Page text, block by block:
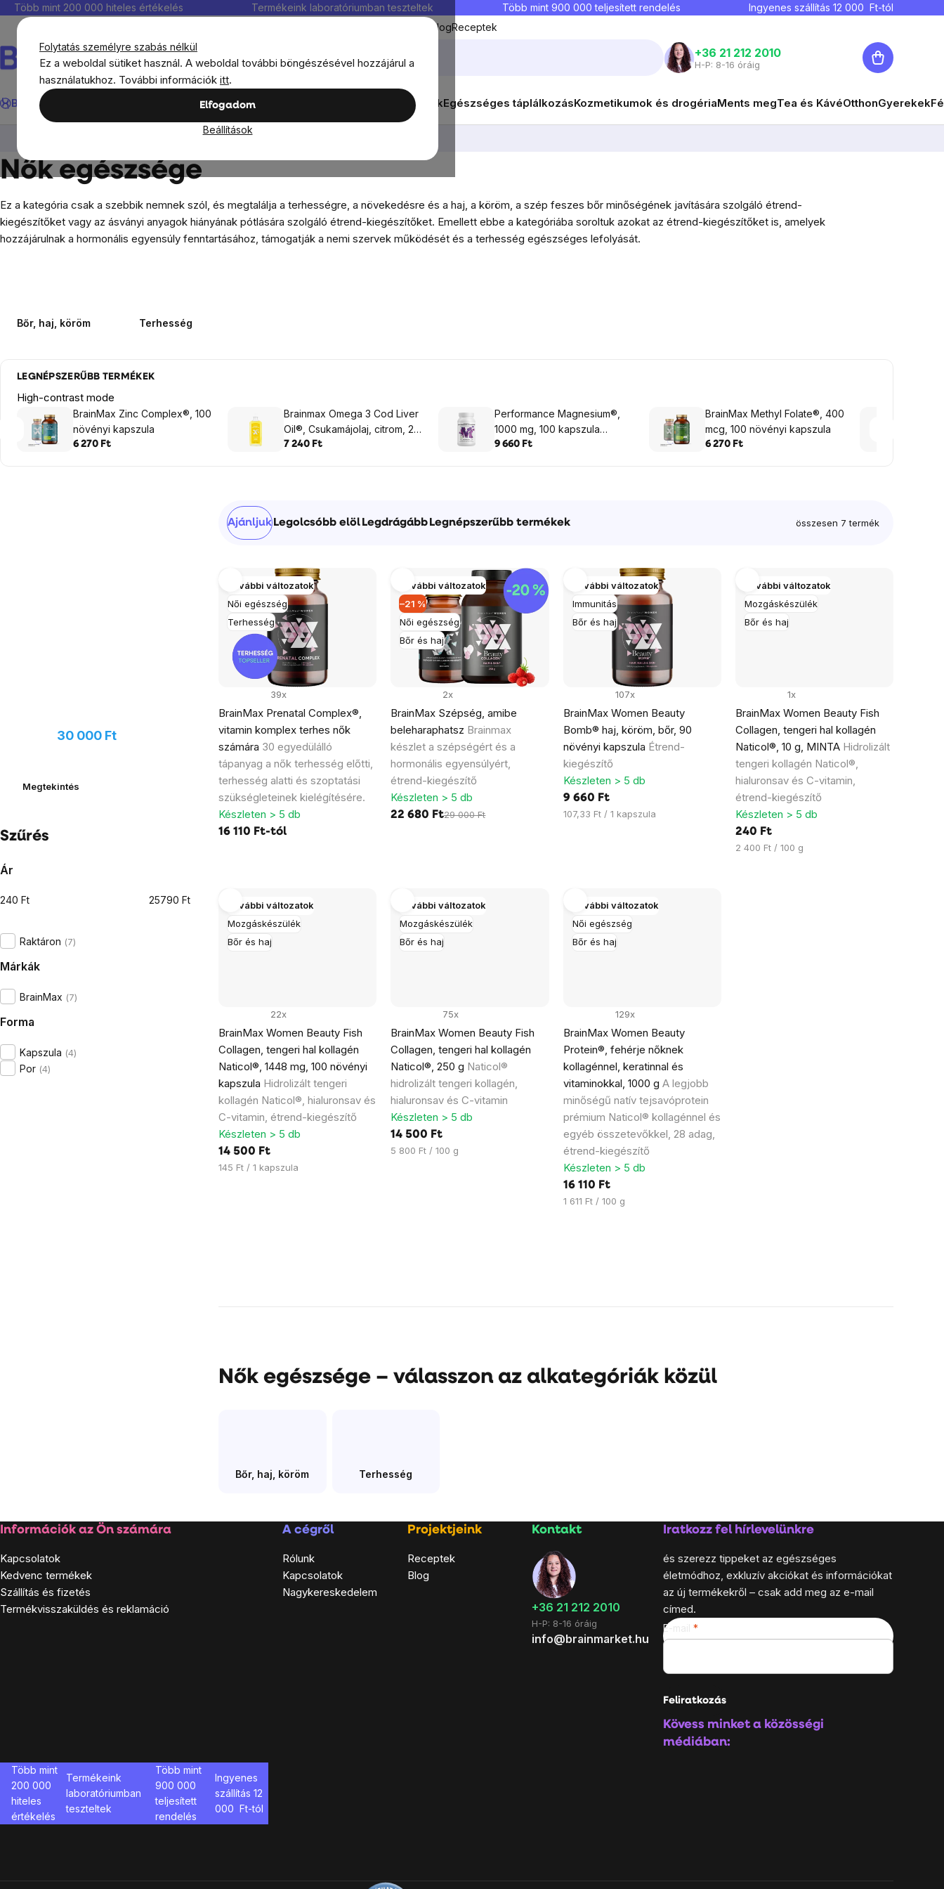
Folytatás személyre szabás nélkül
Ez a weboldal sütiket használ. A weboldal további böngészésével hozzájárul a
használatukhoz. További információk itt.
Elfogadom
Beállítások
Ugrás
tartalomhoz
Több mint 200 000 hiteles értékelés Termékeink laboratóriumban teszteltek Több mint 900 000 teljesített rendelés Ingyenes szállítás 12 000 Ft-tól
BlogReceptek
Keresés
+36 21 212 2010
H-P: 8-16 óráig
Kosár
BrainMax® KedvezményekÉtrendkiegészítők ÉlelmiszerekEgészséges táplálkozásKozmetikumok és drogériaMents megTea és KávéOtthonGyerekek
BrainMax táplálékkiegészítők
Nők egészsége
Ez a kategória csak a szebbik nemnek szól, és megtalálja a terhességre, a növekedésre és a haj, a köröm, a szép feszes bőr minőségének javítására szolgáló étrend-
kiegészítőket vagy az ásványi anyagok hiányának pótlására szolgáló étrend-kiegészítőket. Emellett ebbe a kategóriába soroltuk azokat az étrend-kiegészítőket is, amelyek
hozzájárulnak a hormonális egyensúly fenntartásához, támogatják a nemi szervek működését és a terhesség egészséges lefolyását.
Bőr, haj, köröm Terhesség
LEGNÉPSZERŰBB TERMÉKEK
High-contrast mode
BrainMax Zinc Complex®, 100
növényi kapszula
6 270 Ft
Brainmax Omega 3 Cod Liver
Oil®, Csukamájolaj, citrom, 24
adag, 240 ml
7 240 Ft
Performance Magnesium®,
1000 mg, 100 kapszula
(Magnézium 200 mg + B6-
9 660 Ft
BrainMax Methyl Folate®, 400
mcg, 100 növényi kapszula
6 270 Ft
30 000 Ft
Megtekintés
Szűrés
Ár
240 Ft 25790 Ft
Raktáron 7
Márkák
BrainMax 7
Forma
Kapszula 4
Por 4
Termékek
rendezése
Ajánljuk Legolcsóbb elöl Legdrágább Legnépszerűbb termékek összesen 7 termék
Termékek
listája
Női egészség
Terhesség
További változatok
BrainMax Prenatal Complex®,
vitamin komplex terhes nők
számára 30 egyedülálló
tápanyag a nők terhesség előtti,
terhesség alatti és szoptatási
szükségleteinek kielégítésére.
39x
Készleten > 5 db
16 110 Ft-tól
Női egészség
Bőr és haj
–21 %
További változatok
BrainMax Szépség, amibe
beleharaphatsz Brainmax
készlet a szépségért és a
hormonális egyensúlyért,
étrend-kiegészítő
2x
Készleten > 5 db
22 680 Ft29 000 Ft
Immunitás
Bőr és haj
További változatok
BrainMax Women Beauty
Bomb® haj, köröm, bőr, 90
növényi kapszula Étrend-
kiegészítő
107x
Készleten > 5 db
9 660 Ft
Egységár:
107,33 Ft / 1 kapszula
Mozgáskészülék
Bőr és haj
További változatok
BrainMax Women Beauty Fish
Collagen, tengeri hal kollagén
Naticol®, 10 g, MINTA Hidrolizált
tengeri kollagén Naticol®,
hialuronsav és C-vitamin,
étrend-kiegészítő
1x
Készleten > 5 db
240 Ft
Egységár:
2 400 Ft / 100 g
Mozgáskészülék
Bőr és haj
További változatok
BrainMax Women Beauty Fish
Collagen, tengeri hal kollagén
Naticol®, 1448 mg, 100 növényi
kapszula Hidrolizált tengeri
kollagén Naticol®, hialuronsav és
C-vitamin, étrend-kiegészítő
22x
Készleten > 5 db
14 500 Ft
Egységár:
145 Ft / 1 kapszula
Mozgáskészülék
Bőr és haj
További változatok
BrainMax Women Beauty Fish
Collagen, tengeri hal kollagén
Naticol®, 250 g Naticol®
hidrolizált tengeri kollagén,
hialuronsav és C-vitamin
75x
Készleten > 5 db
14 500 Ft
Egységár:
5 800 Ft / 100 g
Női egészség
Bőr és haj
További változatok
BrainMax Women Beauty
Protein®, fehérje nőknek
kollagénnel, keratinnal és
vitaminokkal, 1000 g A legjobb
minőségű natív tejsavóprotein
prémium Naticol® kollagénnel és
egyéb összetevőkkel, 28 adag,
étrend-kiegészítő
129x
Készleten > 5 db
16 110 Ft
Egységár:
1 611 Ft / 100 g
Nők egészsége – válasszon az alkategóriák közül
Bőr, haj, köröm Terhesség
Lábléc
Információk az Ön számára
Kapcsolatok
Kedvenc termékek
Szállítás és fizetés
Termékvisszaküldés és reklamáció
A cégről
Rólunk
Kapcsolatok
Nagykereskedelem
Projektjeink
Receptek
Blog
Kontakt
+36 21 212 2010
H-P: 8-16 óráig
info@brainmarket.hu
Iratkozz fel hírlevelünkre
és szerezz tippeket az egészséges
életmódhoz, exkluzív akciókat és információkat
az új termékekről – csak add meg az e-mail
címed.
E-mail
Feliratkozás
Kövess minket a közösségi
médiában:
Több mint
200 000
hiteles
értékelés
Termékeink
laboratóriumban
teszteltek
Több mint
900 000
teljesített
rendelés
Ingyenes
szállítás 12
000 Ft-tól